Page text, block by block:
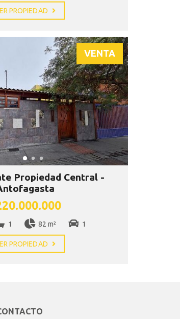
PROPIEDAD
VENTA
Propiedad Central -
1 82 m² 1
PROPIEDAD